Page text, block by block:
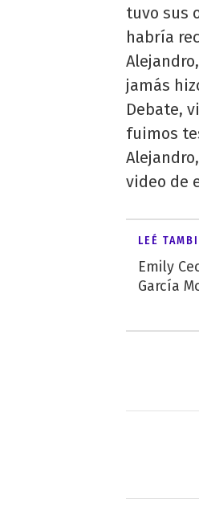
tuvo sus
habría
jamás
Debate,
fuimos
video de
LEÉ
Emily
García